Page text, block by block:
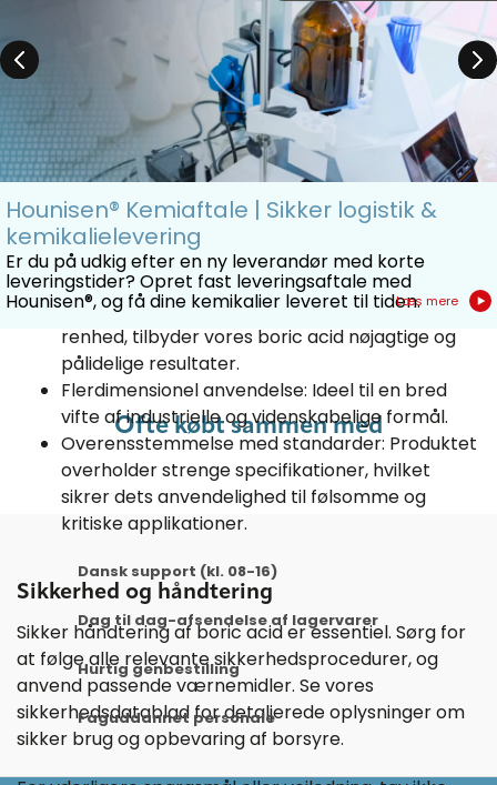
laboratoriepraksis er det fundamentalt som en pH-
buffer, hvilket hjælper i reguleringen og
stabiliseringen af pH-niveauet i reaktioner og
løsninger. Derudover spiller borsyre en vigtig rolle i
fremstillingen af glas, keramik, og emalje, hvor den
forbedrer holdbarheden og modstandskraften. Den
anvendes også som et antiseptisk middel, i kosmetik,
og i kemiske analyser.
Egenskaber og fordele
Høj renhed: Med en garanti for 99,5-100,5%
renhed, tilbyder vores boric acid nøjagtige og
pålidelige resultater.
Flerdimensionel anvendelse: Ideel til en bred
vifte af industrielle og videnskabelige formål.
Overensstemmelse med standarder: Produktet
overholder strenge specifikationer, hvilket
sikrer dets anvendelighed til følsomme og
kritiske applikationer.
Sikkerhed og håndtering
Sikker håndtering af boric acid er essentiel. Sørg for
at følge alle relevante sikkerhedsprocedurer, og
anvend passende værnemidler. Se vores
sikkerhedsdatablad for detaljerede oplysninger om
sikker brug og opbevaring af borsyre.
Hounisen® Kemiaftale | Sikker logistik &
kemikalielevering
Er du på udkig efter en ny leverandør med korte
leveringstider? Opret fast leveringsaftale med
Hounisen®, og få dine kemikalier leveret til tiden.Læs mere
Ofte købt sammen med
Dansk support (kl. 08-16)
Dag til dag-afsendelse af lagervarer
Hurtig genbestilling
Faguddannet personale